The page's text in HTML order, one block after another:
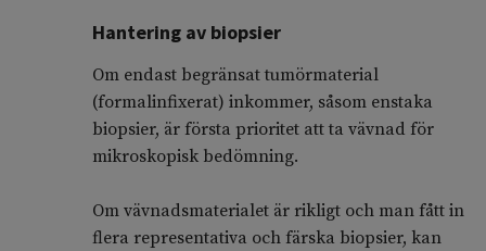
Hantering av biopsier
Om endast begränsat tumörmaterial
(formalinfixerat) inkommer, såsom enstaka
biopsier, är första prioritet att ta vävnad för
mikroskopisk bedömning.
Om vävnadsmaterialet är rikligt och man fått in
flera representativa och färska biopsier, kan